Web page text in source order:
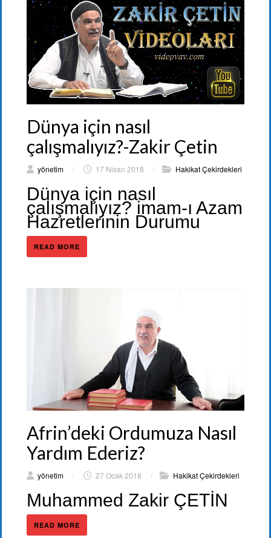
Dünya için nasıl
çalışmalıyız?-Zakir Çetin
yönetim / 17 Nisan 2018 / Hakikat Çekirdekleri
Dünya için nasıl
çalışmalıyız? imam-ı Azam
Hazretlerinin Durumu
READ MORE
Afrin’deki Ordumuza Nasıl
Yardım Ederiz?
yönetim / 27 Ocak 2018 / Hakikat Çekirdekleri
Muhammed Zakir ÇETİN
READ MORE